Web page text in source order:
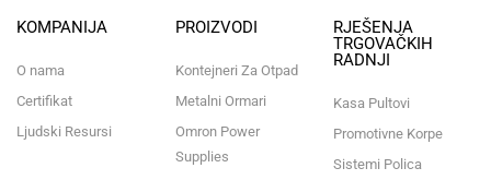
KOMPANIJA
O nama
Certifikat
Ljudski Resursi
PROIZVODI
Kontejneri Za Otpad
Metalni Ormari
Omron Power
Supplies
RJEŠENJA
TRGOVAČKIH
RADNJI
Kasa Pultovi
Promotivne Korpe
Sistemi Polica